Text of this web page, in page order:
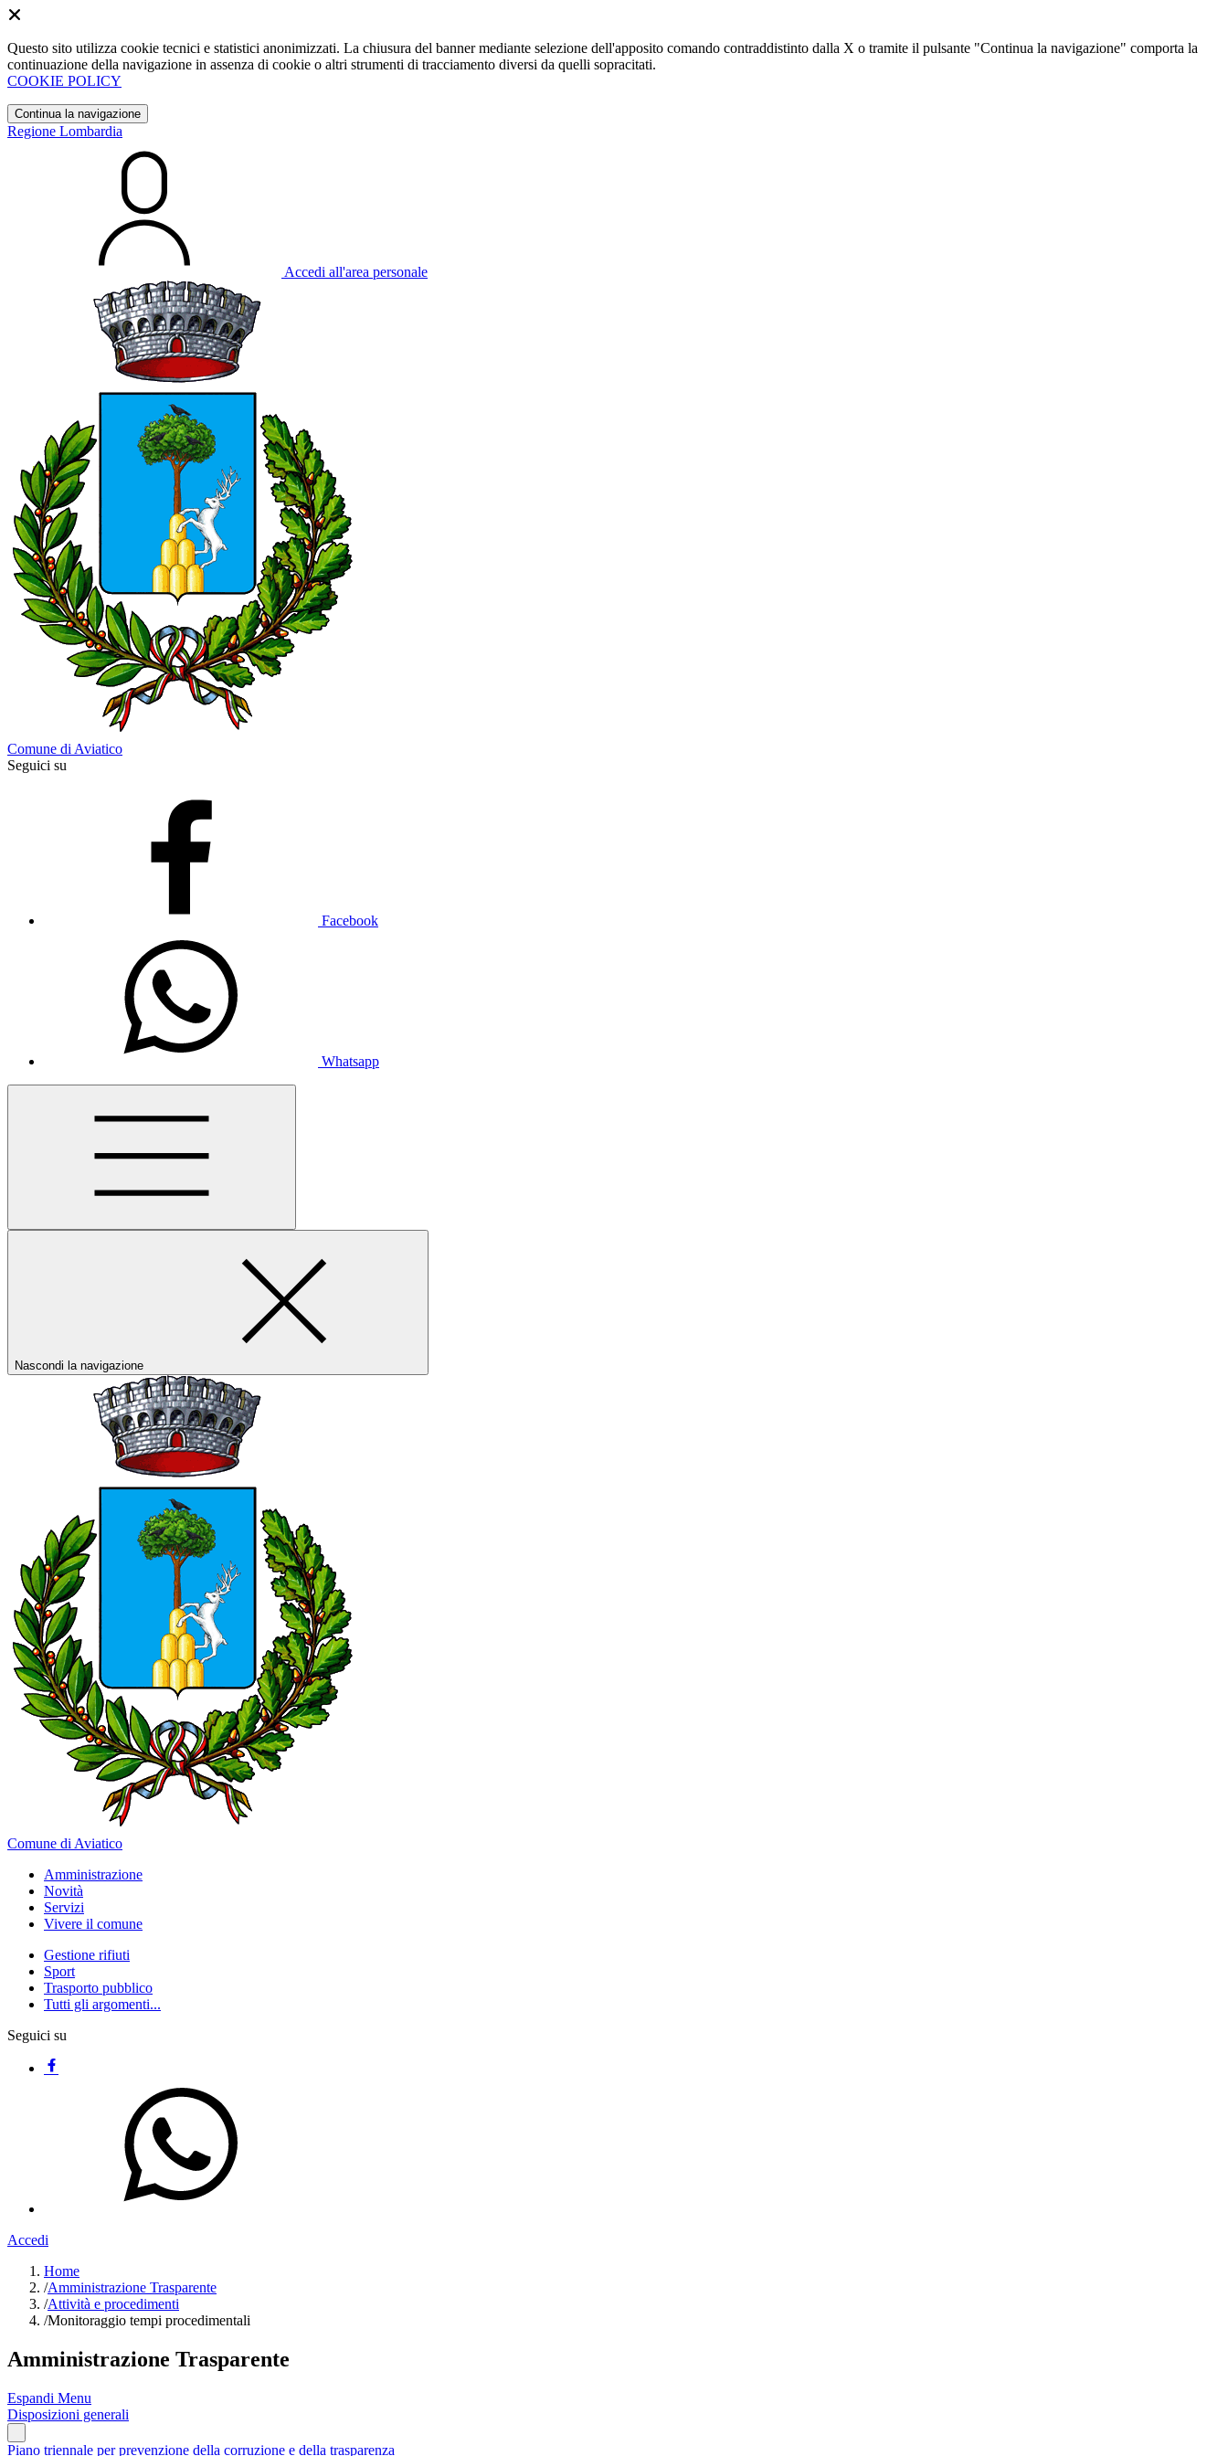
Questo sito utilizza cookie tecnici e statistici anonimizzati. La chiusura del banner mediante selezione dell'apposito comando contraddistinto dalla X o tramite il pulsante "Continua la navigazione" comporta la
continuazione della navigazione in assenza di cookie o altri strumenti di tracciamento diversi da quelli sopracitati.
COOKIE POLICY
Continua la navigazione
Regione Lombardia
Accedi all'area personale
Comune di Aviatico
Seguici su
Facebook
Whatsapp
Nascondi la navigazione
Comune di Aviatico
Amministrazione
Novità
Servizi
Vivere il comune
Gestione rifiuti
Sport
Trasporto pubblico
Tutti gli argomenti...
Seguici su
Accedi
Home
/Amministrazione Trasparente
/Attività e procedimenti
/Monitoraggio tempi procedimentali
Amministrazione Trasparente
Espandi Menu
Disposizioni generali
Piano triennale per prevenzione della corruzione e della trasparenza